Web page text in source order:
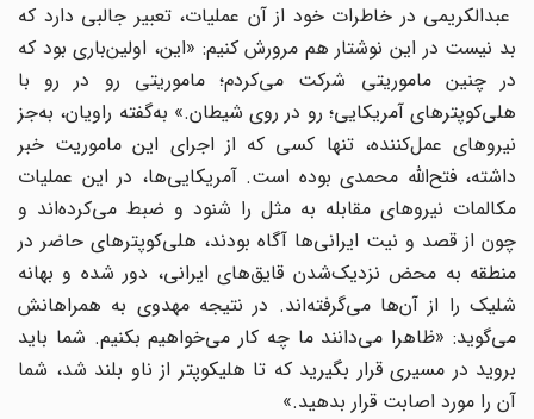
عبدالکریمی در خاطرات خود از آن عملیات، تعبیر جالبی دارد که
بد نیست در این نوشتار هم مرورش کنیم: «این، اولین‌باری بود که
در چنین ماموریتی شرکت می‌کردم؛ ماموریتی رو در رو با
هلی‌کوپترهای آمریکایی؛ رو در روی شیطان.» به‌گفته راویان، به‌جز
نیروهای عمل‌کننده، تنها کسی که از اجرای این ماموریت خبر
داشته، فتح‌الله محمدی بوده است. آمریکایی‌ها، در این عملیات
مکالمات نیروهای مقابله به مثل را شنود و ضبط می‌کرده‌اند و
چون از قصد و نیت ایرانی‌ها آگاه بودند، هلی‌کوپترهای حاضر در
منطقه به محض نزدیک‌شدن قایق‌های ایرانی، دور شده و بهانه
شلیک را از آن‌ها می‌گرفته‌اند. در نتیجه مهدوی به همراهانش
می‌گوید: «ظاهرا می‌دانند ما چه کار می‌خواهیم بکنیم. شما باید
بروید در مسیری قرار بگیرید که تا هلیکوپتر از ناو بلند شد، شما
آن را مورد اصابت قرار بدهید.»